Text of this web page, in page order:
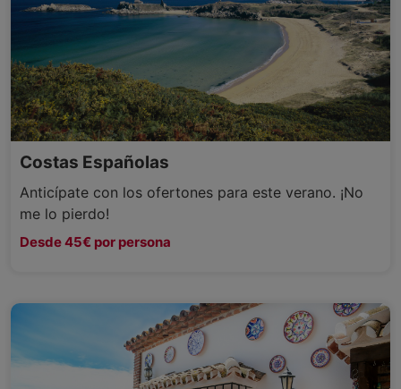
Costas Españolas
Anticípate con los ofertones para este verano. ¡No
me lo pierdo!
Desde 45€ por persona